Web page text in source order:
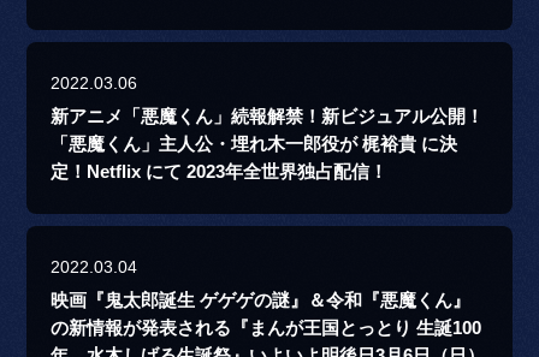
2022.03.06
新アニメ「悪魔くん」続報解禁！新ビジュアル公開！
「悪魔くん」主人公・埋れ木一郎役が 梶裕貴 に決
定！Netflix にて 2023年全世界独占配信！
2022.03.04
映画『鬼太郎誕生 ゲゲゲの謎』＆令和『悪魔くん』
の新情報が発表される『まんが王国とっとり 生誕100